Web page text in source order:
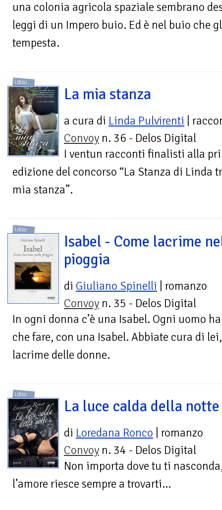
una colonia agricola spaziale sembrano
leggi di un Impero buio. Ed è nel buio che
tempesta.
LIBRI
La mia stanza
a cura di Linda Pulvirenti |
Convoy n. 36 - Delos Digital
I ventun racconti finalisti alla
edizione del concorso “La Stanza di Linda
mia stanza”.
LIBRI
Isabel - Come lacrime
pioggia
di Giuliano Spinelli | romanzo
Convoy n. 35 - Delos Digital
In ogni donna c’è una Isabel. Ogni uomo
che fare, con una Isabel. Abbiate cura di
lacrime delle donne.
LIBRI
La luce calda della notte
di Loredana Ronco | romanzo
Convoy n. 34 - Delos Digital
Non importa dove tu ti
l’amore riesce sempre a trovarti...